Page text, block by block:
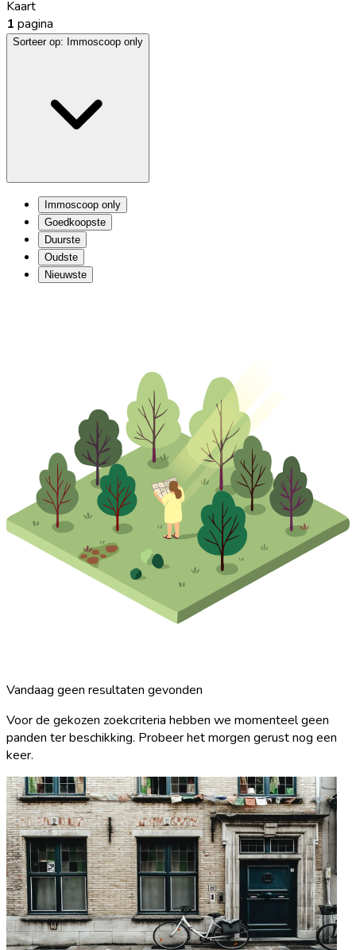
Kaart
1 pagina
Sorteer op: Immoscoop only
Immoscoop only
Goedkoopste
Duurste
Oudste
Nieuwste
Vandaag geen resultaten gevonden
Voor de gekozen zoekcriteria hebben we momenteel geen
panden ter beschikking. Probeer het morgen gerust nog een
keer.